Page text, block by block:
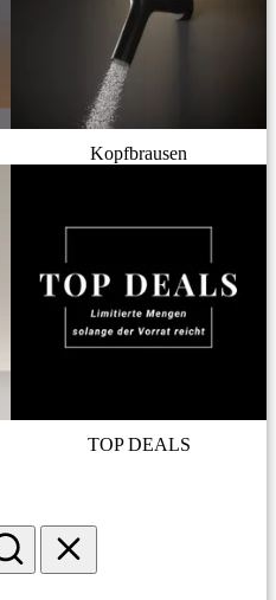
Kopfbrausen
TOP DEALS